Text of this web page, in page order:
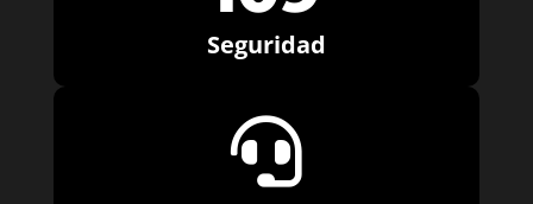
Seguridad
